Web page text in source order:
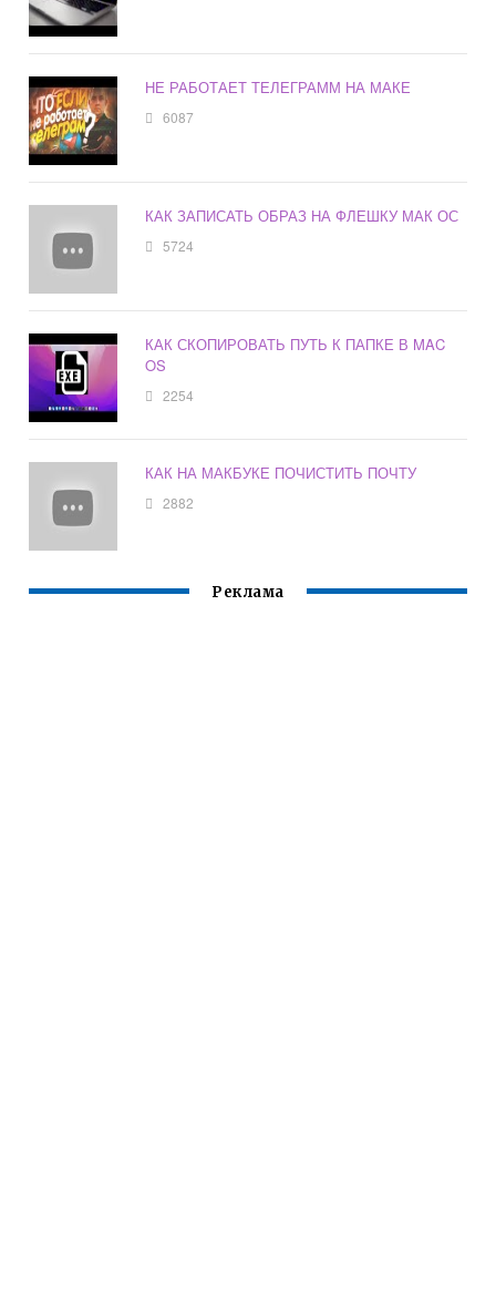
НЕ РАБОТАЕТ ТЕЛЕГРАММ НА МАКЕ
6087
КАК ЗАПИСАТЬ ОБРАЗ НА ФЛЕШКУ МАК ОС
5724
КАК СКОПИРОВАТЬ ПУТЬ К ПАПКЕ В MAC
OS
2254
КАК НА МАКБУКЕ ПОЧИСТИТЬ ПОЧТУ
2882
Реклама